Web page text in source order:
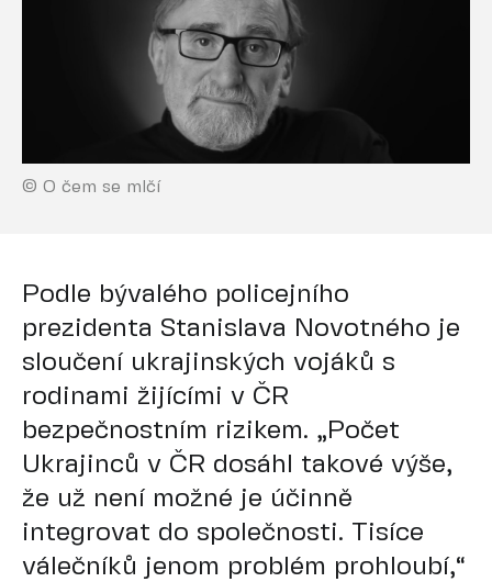
© O čem se mlčí
Podle bývalého policejního
prezidenta Stanislava Novotného je
sloučení ukrajinských vojáků s
rodinami žijícími v ČR
bezpečnostním rizikem. „Počet
Ukrajinců v ČR dosáhl takové výše,
že už není možné je účinně
integrovat do společnosti. Tisíce
válečníků jenom problém prohloubí,“